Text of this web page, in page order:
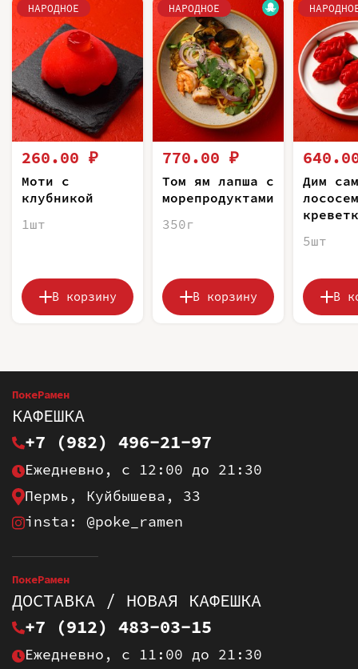
НАРОДНОЕ
260.00 ₽
Моти с
клубникой
1шт
В корзину
НАРОДНОЕ
770.00 ₽
Том ям лапша с
морепродуктами
350г
В корзину
Дим
5шт
В
ПокеРамен
КАФЕШКА
+7 (982) 496-21-97
Ежедневно, с 12:00 до 21:30
Пермь, Куйбышева, 33
insta: @poke_ramen
ПокеРамен
ДОСТАВКА / НОВАЯ КАФЕШКА
+7 (912) 483-03-15
Ежедневно, с 11:00 до 21:30